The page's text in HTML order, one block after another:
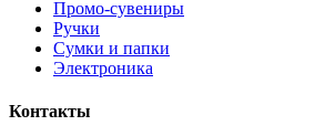
Промо-сувениры
Ручки
Сумки и папки
Электроника
Контакты